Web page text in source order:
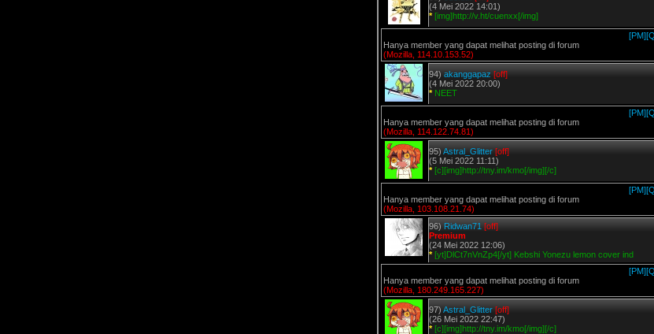
(4 Mei 2022 14:01)
* [img]http://v.ht/cuenxx[/img]
[PM]
Hanya member yang dapat melihat posting di forum
(Mozilla, 114.10.153.52)
94) akanggapaz [off]
(4 Mei 2022 20:00)
* NEET
[PM]
Hanya member yang dapat melihat posting di forum
(Mozilla, 114.122.74.81)
95) Astral_Glitter [off]
(5 Mei 2022 11:11)
* [c][img]http://tny.im/kmo[/img][/c]
[PM]
Hanya member yang dapat melihat posting di forum
(Mozilla, 103.108.21.74)
96) Ridwan71 [off]
Premium
(24 Mei 2022 12:06)
* [yt]DlCt7nVnZp4[/yt] Kebshi Yonezu lemon cover ind
[PM]
Hanya member yang dapat melihat posting di forum
(Mozilla, 180.249.165.227)
97) Astral_Glitter [off]
(26 Mei 2022 22:47)
* [c][img]http://tny.im/kmo[/img][/c]